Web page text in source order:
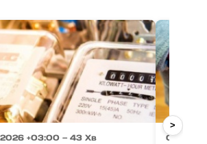
+03:00 — 43 Хв 07
>